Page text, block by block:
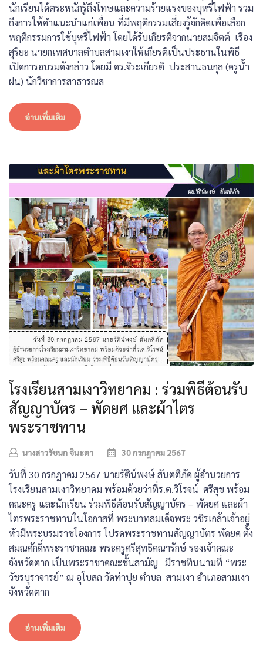
นักเรียนได้ตระหนักรู้ถึงโทษและความร้ายแรงของบุหรี่ไฟฟ้า รวม
ถึงการให้คำแนะนำแก่เพื่อน ที่มีพฤติกรรมเสี่ยงรู้จักคิดเพื่อเลือก
พฤติกรรมการใช้บุหรี่ไฟฟ้า โดยได้รับเกียรติจากนายสมจิตต์ เรือง
สุริยะ นายกเทศบาลตำบลสามเงาให้เกียรติเป็นประธานในพิธี
เปิดการอบรมดังกล่าว โดยมี ดร.จิระเกียรติ ประสานธนกุล (ครูน้ำ
ฝน) นักวิชาการสาธารณส
อ่านเพิ่มเติม
โรงเรียนสามเงาวิทยาคม : ร่วมพิธีต้อนรับ
สัญญาบัตร – พัดยศ และผ้าไตร
พระราชทาน
นางสาวรัชนก จินะตา 30 กรกฎาคม 2567
วันที่ 30 กรกฎาคม 2567 นายรัติน์พงษ์ สันตติภัค ผู้อำนวยการ
โรงเรียนสามเงาวิทยาคม พร้อมด้วยว่าที่ร.ต.วิโรจน์ ศรีสุข พร้อม
คณะครู และนักเรียน ร่วมพิธีต้อนรับสัญญาบัตร – พัดยศ และผ้า
ไตรพระราชทานในโอกาสที่ พระบาทสมเด็จพระ วชิรเกล้าเจ้าอยู่
หัวมีพระบรมราชโองการ โปรดพระราชทานสัญญาบัตร พัดยศ ตั้ง
สมณศักดิ์พระราชาคณะ พระครูศรีสุทธิคณารักษ์ รองเจ้าคณะ
จังหวัดตาก เป็นพระราชาคณะชั้นสามัญ มีราชทินนามที่ “พระ
วัชรบุราจารย์” ณ อุโบสถ วัดท่าปุย ตำบล สามเงา อำเภอสามเงา
จังหวัดตาก
อ่านเพิ่มเติม